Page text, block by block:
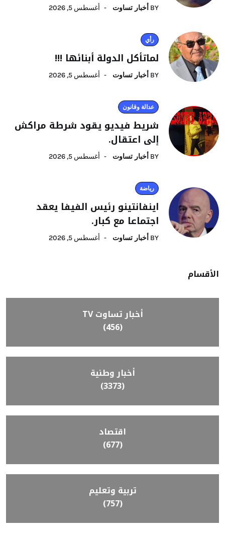
BY أخبار تساوت أغسطس 5, 2026
رأي
لماتأكل الدولة أبنائها !!!
BY أخبار تساوت أغسطس 5, 2026
عدالة وقانون
شريط فيديو يقود شرطة مراكش
إلى اعتقال.
BY أخبار تساوت أغسطس 5, 2026
رياضة
اينفانتينو رئيس الفيفا يعقد
اجتماعا مع كبار.
BY أخبار تساوت أغسطس 5, 2026
الأقسام
أخبار تساوت TV
(456)
أخبار وطنية
(3373)
اقتصاد
(677)
تربية وتعليم
(757)